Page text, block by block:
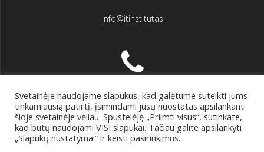
info@itinstitutas
+370 618 46396
Svetainėje naudojame slapukus, kad galėtume suteikti jums
tinkamiausią patirtį, įsimindami jūsų nuostatas apsilankant
šioje svetainėje vėliau. Spustelėję „Priimti visus“, sutinkate,
kad būtų naudojami VISI slapukai. Tačiau galite apsilankyti
„Slapukų nustatymai“ ir keisti pasirinkimus.